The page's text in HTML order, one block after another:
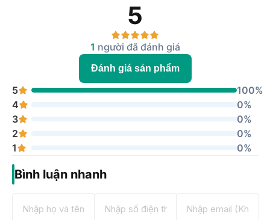
5
1 người đã đánh giá
Đánh giá sản phẩm
5
100%
4
0%
3
0%
2
0%
1
0%
Bình luận nhanh